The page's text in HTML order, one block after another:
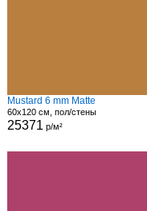
Mustard 6 mm Matte
60x120 см, пол/стены
25371 р/м²